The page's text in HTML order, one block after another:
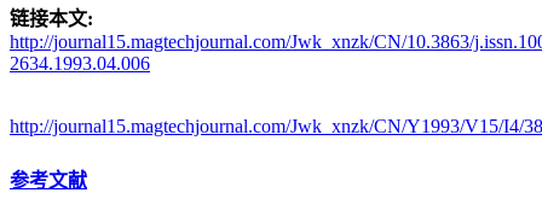
链接本文:
http://journal15.magtechjournal.com/Jwk_xnzk/CN/10.3863/
2634.1993.04.006
http://journal15.magtechjournal.com/Jwk_xnzk/CN/Y1993/V15/I4/38
参考文献